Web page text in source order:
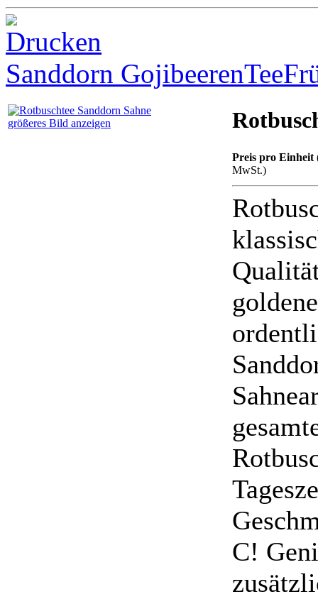
Sanddorn GojibeerenTee
größeres Bild anzeigen
Preis pro Einheit
MwSt.)
C!